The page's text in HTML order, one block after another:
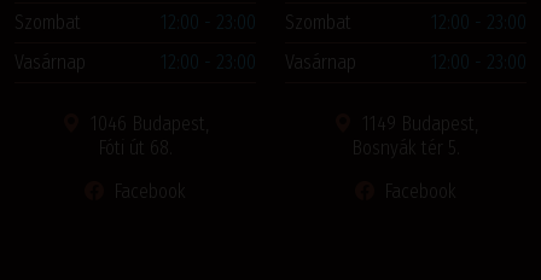
Szombat
12:00 - 23:00
Vasárnap
12:00 - 23:00
1046 Budapest,
Fóti út 68.
Facebook
Szombat
12:00 - 23:00
Vasárnap
12:00 - 23:00
1149 Budapest,
Bosnyák tér 5.
Facebook